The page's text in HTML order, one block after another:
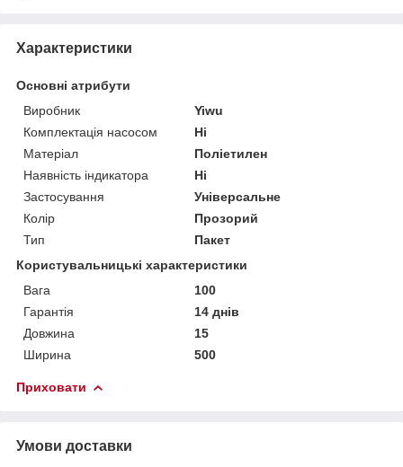
Характеристики
Основні атрибути
Виробник
Yiwu
Комплектація насосом
Ні
Матеріал
Поліетилен
Наявність індикатора
Ні
Застосування
Універсальне
Колір
Прозорий
Тип
Пакет
Користувальницькі характеристики
Вага
100
Гарантія
14 днів
Довжина
15
Ширина
500
Приховати
Умови доставки